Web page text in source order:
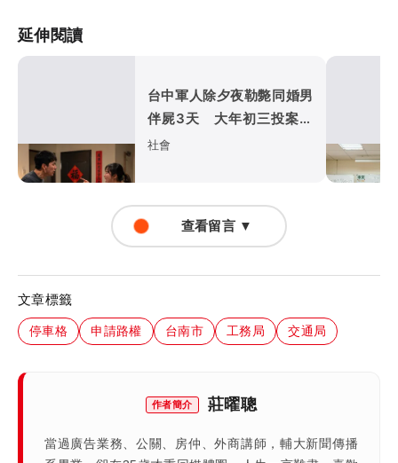
延伸閱讀
台中軍人除夕夜勒斃同婚男
伴屍3天 大年初三投案！
家暴殺人罪起訴
社會
查看留言 ▼
文章標籤
停車格 申請路權 台南市 工務局 交通局
作者簡介 莊曜聰
當過廣告業務、公關、房仲、外商講師，輔大新聞傳播